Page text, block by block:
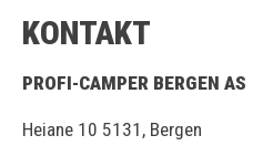
KONTAKT
PROFI-CAMPER BERGEN AS
Heiane 10 5131, Bergen